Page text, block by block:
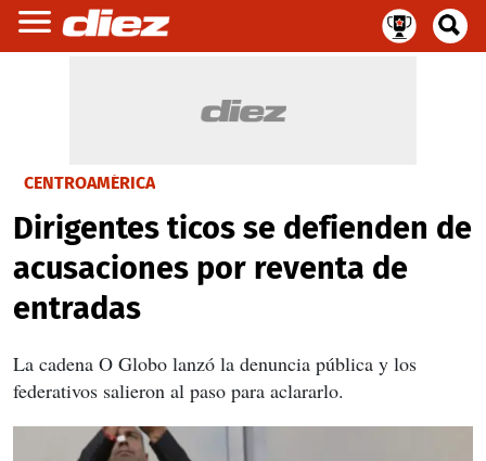
CENTROAMÉRICA
Dirigentes ticos se defienden de
acusaciones por reventa de
entradas
La cadena O Globo lanzó la denuncia pública y los
federativos salieron al paso para aclararlo.